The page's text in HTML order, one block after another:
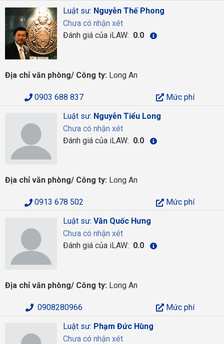
Luật sư: Nguyễn Thế Phong
Chưa có nhận xét
Đánh giá của iLAW: 0.0
Địa chỉ văn phòng/ Công ty: Long An
0903 688 837
Mức phí
Luật sư: Nguyễn Tiểu Long
Chưa có nhận xét
Đánh giá của iLAW: 0.0
Địa chỉ văn phòng/ Công ty: Long An
0913 678 502
Mức phí
Luật sư: Văn Quốc Hưng
Chưa có nhận xét
Đánh giá của iLAW: 0.0
Địa chỉ văn phòng/ Công ty: Long An
0908280966
Mức phí
Luật sư: Phạm Đức Hùng
Chưa có nhận xét